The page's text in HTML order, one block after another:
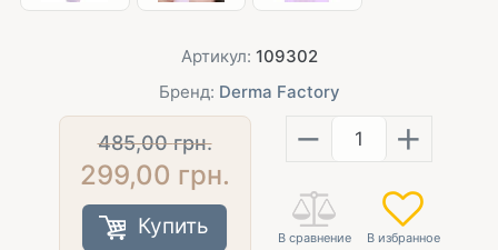
Артикул: 109302
Бренд: Derma Factory
485,00грн.
299,00 грн.
Купить
− +